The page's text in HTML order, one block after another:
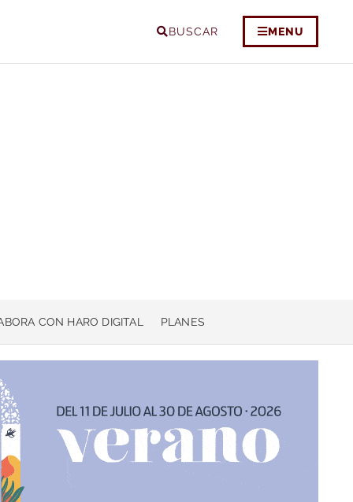
BUSCAR MENU
CON HARO DIGITAL PLANES